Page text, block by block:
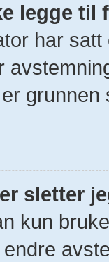
legge til
har
sletter
kun